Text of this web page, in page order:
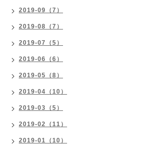
2019-09（7）
2019-08（7）
2019-07（5）
2019-06（6）
2019-05（8）
2019-04（10）
2019-03（5）
2019-02（11）
2019-01（10）